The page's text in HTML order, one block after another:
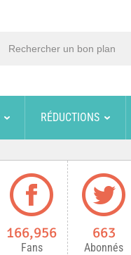
RÉDUCTIONS
166,956
Fans
663
Abonnés